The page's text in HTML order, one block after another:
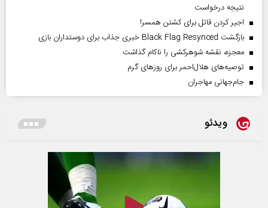
نتیجه درخواست
اجیر کردن قاتل برای کشتن همسر!
بازگشت Black Flag Resynced خبری جذاب برای دوستداران بازی
معجزه، نقشه شوهرکشی را ناکام گذاشت
توصیه‌های هلال‌احمر برای روز‌های گرم
جام‌جهانی مهاجران
ویدئو